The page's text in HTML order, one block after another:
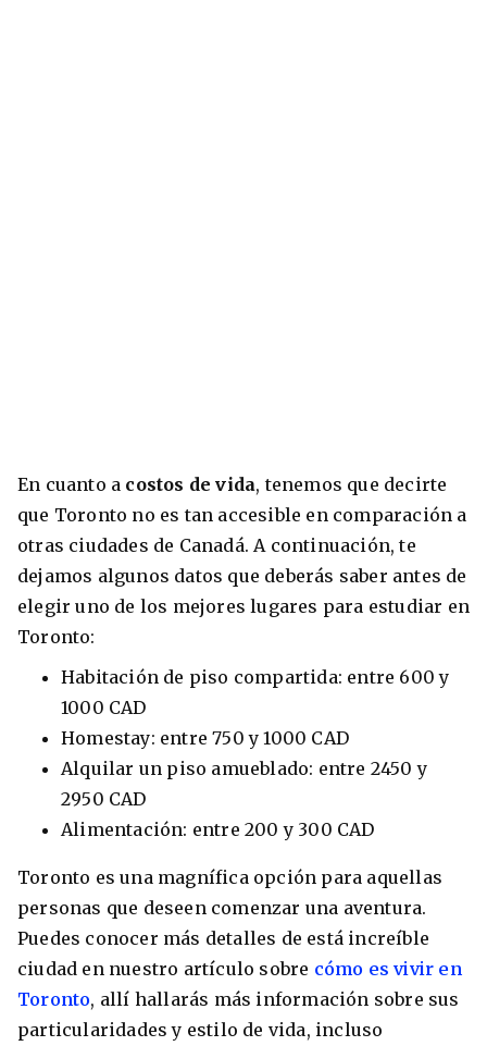
En cuanto a costos de vida, tenemos que decirte
que Toronto no es tan accesible en comparación a
otras ciudades de Canadá. A continuación, te
dejamos algunos datos que deberás saber antes de
elegir uno de los mejores lugares para estudiar en
Toronto:
Habitación de piso compartida: entre 600 y
1000 CAD
Homestay: entre 750 y 1000 CAD
Alquilar un piso amueblado: entre 2450 y
2950 CAD
Alimentación: entre 200 y 300 CAD
Toronto es una magnífica opción para aquellas
personas que deseen comenzar una aventura.
Puedes conocer más detalles de está increíble
ciudad en nuestro artículo sobre cómo es vivir en
Toronto, allí hallarás más información sobre sus
particularidades y estilo de vida, incluso